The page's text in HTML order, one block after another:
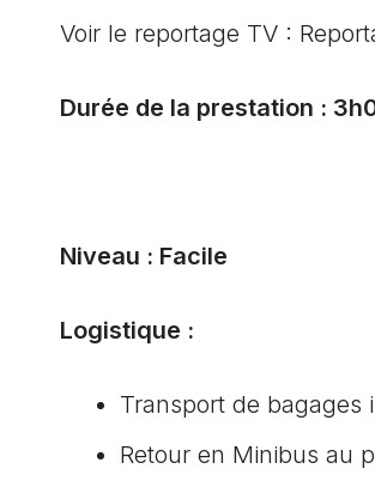
Voir le reportage TV :
Durée de la prestation :
Niveau : Facile
Logistique :
Transport de bagages
Retour en Minibus au